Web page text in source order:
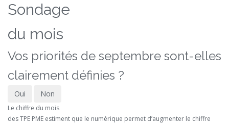
Sondage
du mois
Vos priorités de septembre sont-elles
clairement définies ?
Oui Non
Le chiffre du mois
des TPE PME estiment que le numérique permet d’augmenter le chiffre